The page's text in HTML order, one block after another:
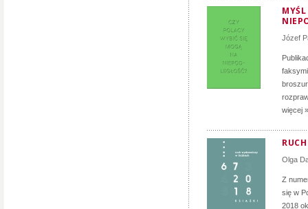
Józef
więcej »
Olga
Z
się w
2018